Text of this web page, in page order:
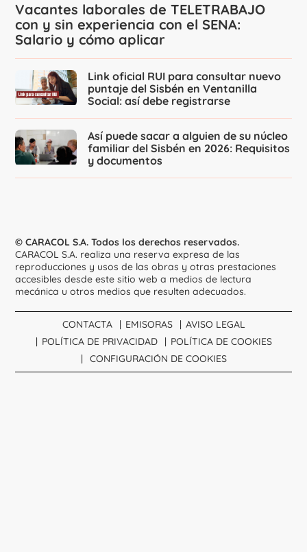
Vacantes laborales de TELETRABAJO
con y sin experiencia con el SENA:
Salario y cómo aplicar
Link oficial RUI para consultar nuevo
puntaje del Sisbén en Ventanilla
Social: así debe registrarse
Así puede sacar a alguien de su núcleo
familiar del Sisbén en 2026: Requisitos
y documentos
© CARACOL S.A. Todos los derechos reservados.
CARACOL S.A. realiza una reserva expresa de las
reproducciones y usos de las obras y otras prestaciones
accesibles desde este sitio web a medios de lectura
mecánica u otros medios que resulten adecuados.
CONTACTA EMISORAS
AVISO LEGAL
POLÍTICA DE PRIVACIDAD
POLÍTICA DE COOKIES
CONFIGURACIÓN DE COOKIES